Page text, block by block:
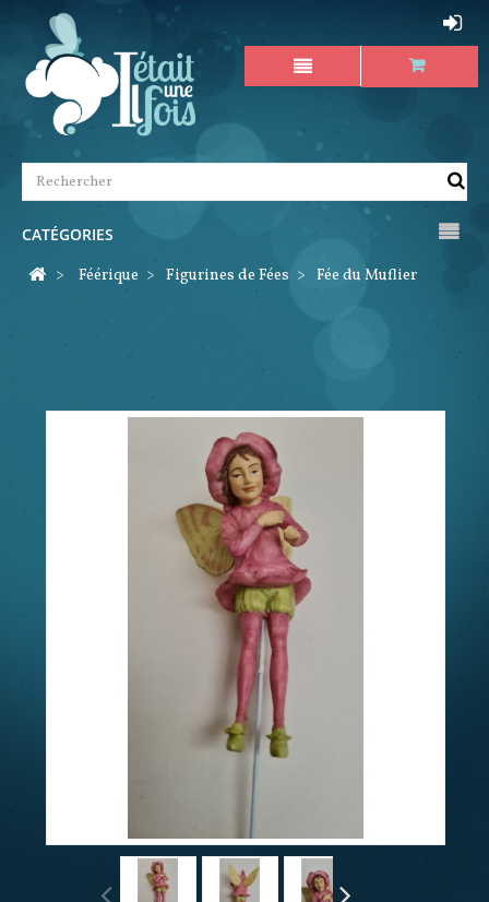
CATÉGORIES
>
Féérique > Figurines de Fées > Fée du Muflier